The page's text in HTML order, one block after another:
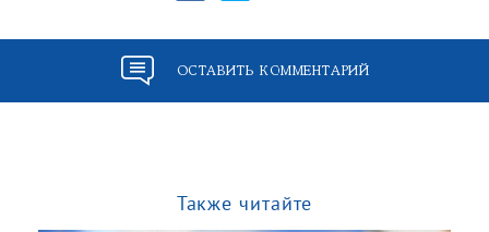
ОСТАВИТЬ КОММЕНТАРИЙ
Также читайте